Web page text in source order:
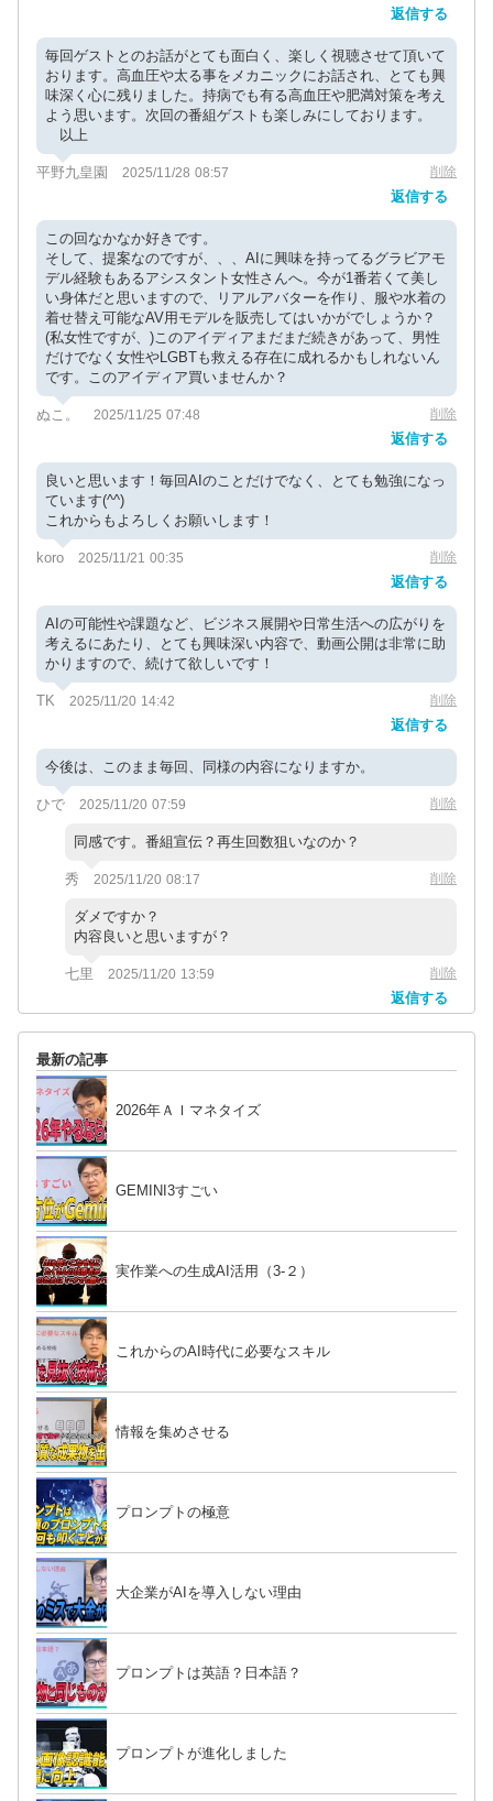
返信する
毎回ゲストとのお話がとても面白く、楽しく視聴させて頂いて
おります。高血圧や太る事をメカニックにお話され、とても興
味深く心に残りました。持病でも有る高血圧や肥満対策を考え
よう思います。次回の番組ゲストも楽しみにしております。
以上
平野九皇園 2025/11/28 08:57 削除
返信する
この回なかなか好きです。
そして、提案なのですが、、、AIに興味を持ってるグラビアモ
デル経験もあるアシスタント女性さんへ。今が1番若くて美し
い身体だと思いますので、リアルアバターを作り、服や水着の
着せ替え可能なAV用モデルを販売してはいかがでしょうか？
(私女性ですが、)このアイディアまだまだ続きがあって、男性
だけでなく女性やLGBTも救える存在に成れるかもしれないん
です。このアイディア買いませんか？
ぬこ。 2025/11/25 07:48 削除
返信する
良いと思います！毎回AIのことだけでなく、とても勉強になっ
ています(^^)
これからもよろしくお願いします！
koro 2025/11/21 00:35 削除
返信する
AIの可能性や課題など、ビジネス展開や日常生活への広がりを
考えるにあたり、とても興味深い内容で、動画公開は非常に助
かりますので、続けて欲しいです！
TK 2025/11/20 14:42 削除
返信する
今後は、このまま毎回、同様の内容になりますか。
ひで 2025/11/20 07:59 削除
同感です。番組宣伝？再生回数狙いなのか？
秀 2025/11/20 08:17 削除
ダメですか？
内容良いと思いますが？
七里 2025/11/20 13:59 削除
返信する
最新の記事
2026年ＡＩマネタイズ
GEMINI3すごい
実作業への生成AI活用（3-２）
これからのAI時代に必要なスキル
情報を集めさせる
プロンプトの極意
大企業がAIを導入しない理由
プロンプトは英語？日本語？
プロンプトが進化しました